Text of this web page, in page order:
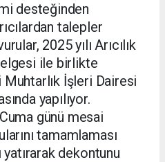
desteğinden
talepler
2025 yılı Arıcılık
ile birlikte
İşleri Dairesi
yapılıyor.
günü mesai
tamamlaması
yatırarak dekontunu